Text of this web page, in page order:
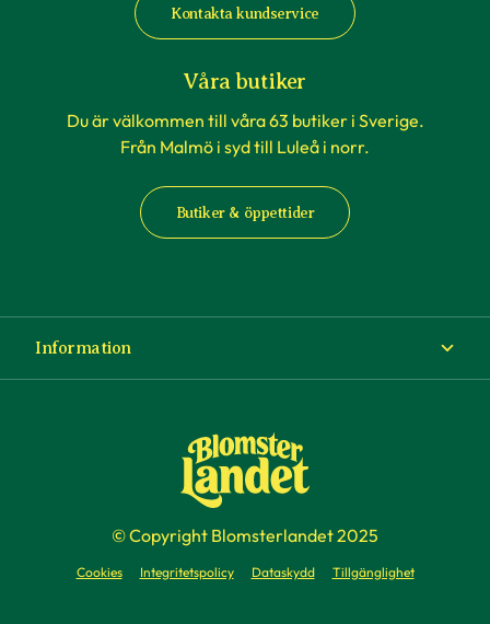
Kontakta kundservice
Våra butiker
Du är välkommen till våra 63 butiker i Sverige.
Från Malmö i syd till Luleå i norr.
Butiker & öppettider
Information
Köp- och leveransvillkor
Företag
© Copyright Blomsterlandet 2025
Cookies Integritetspolicy Dataskydd Tillgänglighet